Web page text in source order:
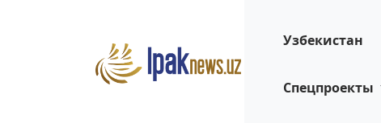
Узбекистан
Спецпроекты